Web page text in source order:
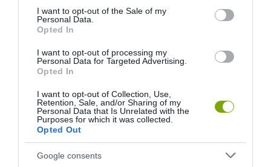
consent section.
I want to opt-out of the Sale of my
Personal Data.
Opted In
I want to opt-out of processing my
Personal Data for Targeted Advertising.
Opted In
I want to opt-out of Collection, Use,
Retention, Sale, and/or Sharing of my
Personal Data that Is Unrelated with the
Purposes for which it was collected.
Opted Out
Google consents
UTÁN A GYÖKERES KARÁCSONYFÁKAT
HASONLÓ ÉRDEKESSÉGEK